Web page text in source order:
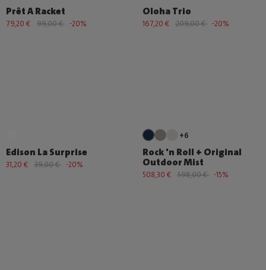
Prêt A Racket
79,20 € 99,00 € -20%
Oloha Trio
167,20 € 209,00 € -20%
Edison La Surprise
31,20 € 39,00 € -20%
+6
Rock 'n Roll + Original
Outdoor Mist
508,30 € 598,00 € -15%